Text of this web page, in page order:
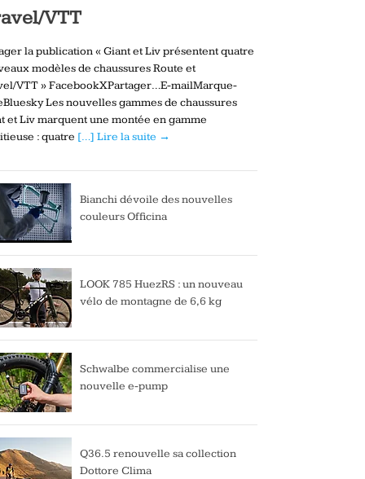
VTT
la publication « Giant et Liv présentent quatre
modèles de chaussures Route et
VTT » FacebookXPartager…E-mailMarque-
Les nouvelles gammes de chaussures
et Liv marquent une montée en gamme
: quatre […] Lire la suite →
Bianchi dévoile des nouvelles
couleurs Officina
LOOK 785 HuezRS : un nouveau
vélo de montagne de 6,6 kg
Schwalbe commercialise une
nouvelle e-pump
Q36.5 renouvelle sa collection
Dottore Clima